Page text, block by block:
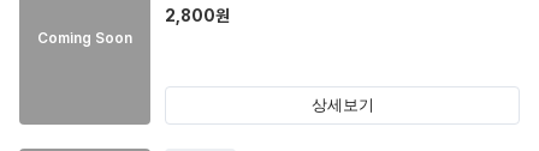
Coming Soon
2,800원
상세보기